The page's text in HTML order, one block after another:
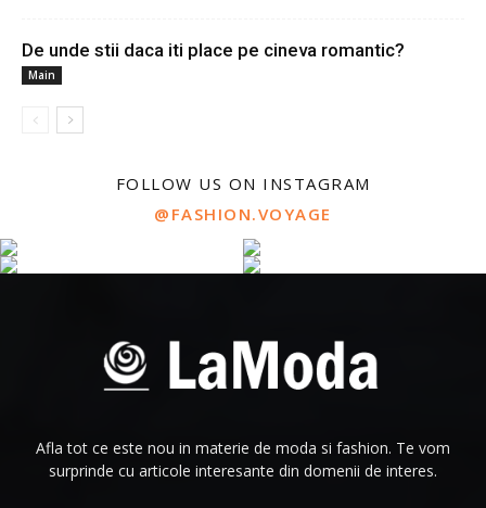
De unde stii daca iti place pe cineva romantic?
Main
FOLLOW US ON INSTAGRAM
@FASHION.VOYAGE
Afla tot ce este nou in materie de moda si fashion. Te vom
surprinde cu articole interesante din domenii de interes.